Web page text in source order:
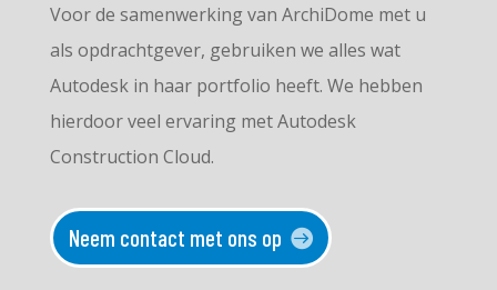
Voor de samenwerking van ArchiDome met u
als opdrachtgever, gebruiken we alles wat
Autodesk in haar portfolio heeft. We hebben
hierdoor veel ervaring met Autodesk
Construction Cloud.
Neem contact met ons op